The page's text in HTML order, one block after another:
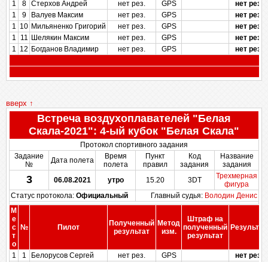
1
8 Стерхов Андрей нет рез. GPS
нет рез.
1
9 Валуев Максим нет рез. GPS
нет рез.
1 10 Мильяненко Григорий нет рез. GPS
нет рез.
1
11 Шелякин Максим нет рез. GPS
нет рез.
1 12 Богданов Владимир нет рез. GPS нет рез.
вверх ↑
Встреча воздухоплавателей "Белая
Скала-2021": 4-ый кубок "Белая Скала"
Протокол спортивного задания
Задание
№
Дата полета
Время
полета
Пункт
правил
Код
задания
Название
задания
3 06.08.2021 утро 15.20 3DT
Трехмерная
фигура
Статус протокола: Официальный Главный судья: Володин Денис
М
е
с
т
о
№ Пилот
Полученный
результат
Метод
изм.
Штраф на
полученный
результат
Результат
1 1 Белорусов Сергей нет рез. GPS
нет рез.